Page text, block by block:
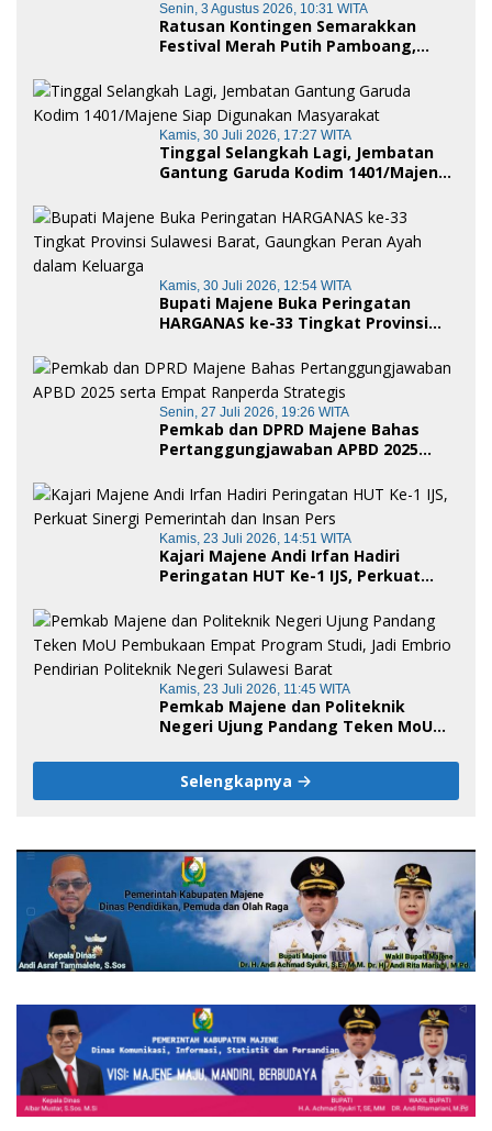
Senin, 3 Agustus 2026, 10:31 WITA
Ratusan Kontingen Semarakkan
Festival Merah Putih Pamboang,
Royong dan Cinta Tanah Air
Kamis, 30 Juli 2026, 17:27 WITA
Tinggal Selangkah Lagi, Jembatan
Gantung Garuda Kodim 1401/Majene
Kamis, 30 Juli 2026, 12:54 WITA
Bupati Majene Buka Peringatan
HARGANAS ke-33 Tingkat Provinsi
Ayah dalam Keluarga
Senin, 27 Juli 2026, 19:26 WITA
Pemkab dan DPRD Majene Bahas
Pertanggungjawaban APBD 2025
Kamis, 23 Juli 2026, 14:51 WITA
Kajari Majene Andi Irfan Hadiri
Peringatan HUT Ke-1 IJS, Perkuat
Kamis, 23 Juli 2026, 11:45 WITA
Pemkab Majene dan Politeknik
Negeri Ujung Pandang Teken MoU
Jadi Embrio Pendirian Politeknik
Negeri Sulawesi Barat
Selengkapnya